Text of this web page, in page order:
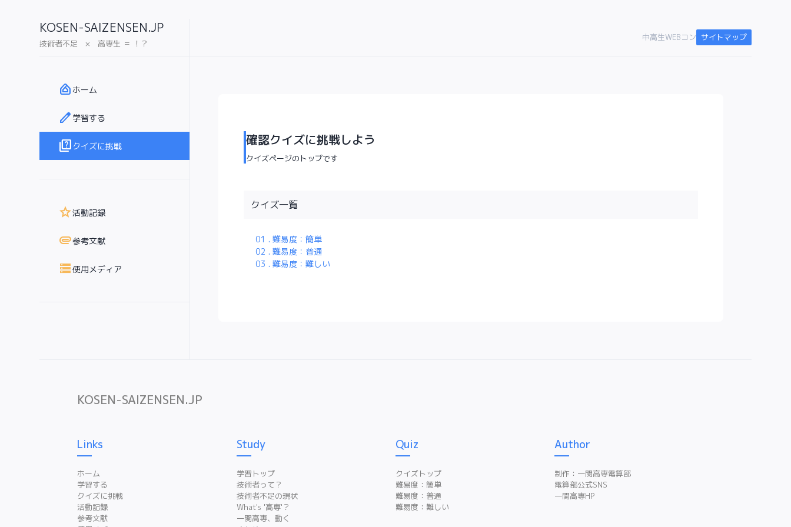
KOSEN-SAIZENSEN.JP
技術者不足 × 高専生 ＝ ！？
中高生WEBコン サイトマップ
home_app_logo ホーム
edit 学習する
quiz クイズに挑戦
star活動記録
attachment参考文献
storage使用メディア
確認クイズに挑戦しよう
クイズページのトップです
クイズ一覧
01 . 難易度：簡単
02 . 難易度：普通
03 . 難易度：難しい
KOSEN-SAIZENSEN.JP
Links
ホーム
学習する
クイズに挑戦
活動記録
参考文献
Study
学習トップ
技術者って？
技術者不足の現状
What's '高専'？
一関高専、動く
Quiz
クイズトップ
難易度：簡単
難易度：普通
難易度：難しい
Author
制作：一関高専電算部
電算部公式SNS
一関高専HP